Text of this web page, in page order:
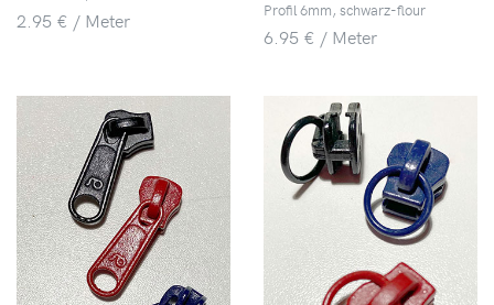
2.95 € / Meter
Profil 6mm, schwarz-flour
6.95 € / Meter